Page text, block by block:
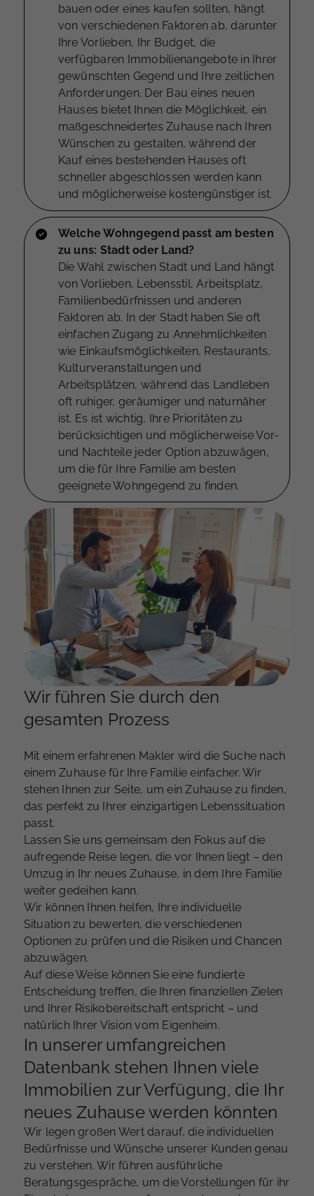
bauen oder eines kaufen sollten, hängt
von verschiedenen Faktoren ab, darunter
Ihre Vorlieben, Ihr Budget, die
verfügbaren Immobilienangebote in Ihrer
gewünschten Gegend und Ihre zeitlichen
Anforderungen. Der Bau eines neuen
Hauses bietet Ihnen die Möglichkeit, ein
maßgeschneidertes Zuhause nach Ihren
Wünschen zu gestalten, während der
Kauf eines bestehenden Hauses oft
schneller abgeschlossen werden kann
und möglicherweise kostengünstiger ist.
Welche Wohngegend passt am besten
zu uns: Stadt oder Land?
Die Wahl zwischen Stadt und Land hängt
von Vorlieben, Lebensstil, Arbeitsplatz,
Familienbedürfnissen und anderen
Faktoren ab. In der Stadt haben Sie oft
einfachen Zugang zu Annehmlichkeiten
wie Einkaufsmöglichkeiten, Restaurants,
Kulturveranstaltungen und
Arbeitsplätzen, während das Landleben
oft ruhiger, geräumiger und naturnäher
ist. Es ist wichtig, Ihre Prioritäten zu
berücksichtigen und möglicherweise Vor-
und Nachteile jeder Option abzuwägen,
um die für Ihre Familie am besten
geeignete Wohngegend zu finden.
Wir führen Sie durch den
gesamten Prozess
Mit einem erfahrenen Makler wird die Suche nach
einem Zuhause für Ihre Familie einfacher. Wir
stehen Ihnen zur Seite, um ein Zuhause zu finden,
das perfekt zu Ihrer einzigartigen Lebenssituation
passt.
Lassen Sie uns gemeinsam den Fokus auf die
aufregende Reise legen, die vor Ihnen liegt – den
Umzug in Ihr neues Zuhause, in dem Ihre Familie
weiter gedeihen kann.
Wir können Ihnen helfen, Ihre individuelle
Situation zu bewerten, die verschiedenen
Optionen zu prüfen und die Risiken und Chancen
abzuwägen.
Auf diese Weise können Sie eine fundierte
Entscheidung treffen, die Ihren finanziellen Zielen
und Ihrer Risikobereitschaft entspricht – und
natürlich Ihrer Vision vom Eigenheim.
In unserer umfangreichen
Datenbank stehen Ihnen viele
Immobilien zur Verfügung, die Ihr
neues Zuhause werden könnten
Wir legen großen Wert darauf, die individuellen
Bedürfnisse und Wünsche unserer Kunden genau
zu verstehen. Wir führen ausführliche
Beratungsgespräche, um die Vorstellungen für ihr